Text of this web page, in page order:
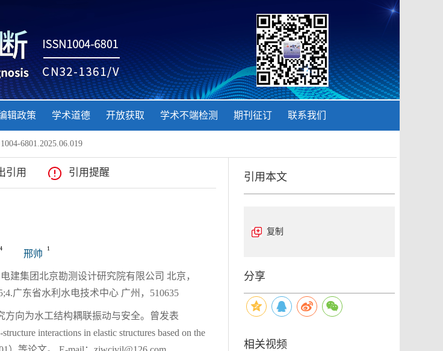
辑政策 学术道德 开放获取 学术不端检测 期刊征订 联系我们
6801.2025.06.019
引用 引用提醒
4
邢帅
1
建集团北京勘测设计研究院有限公司 北京，
广东省水利水电技术中心 广州，510635
方向为水工结构耦联振动与安全。曾发表
interactions in elastic structures based on the
引用本文
复制
分享
相关视频